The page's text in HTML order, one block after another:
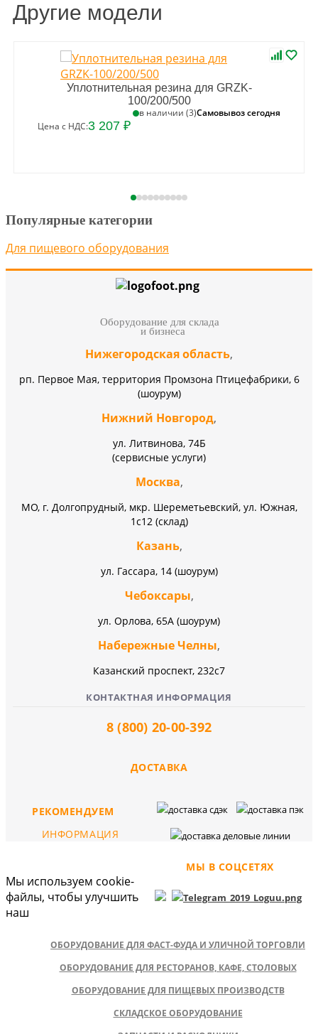
Другие модели
Уплотнительная резина для GRZK-
100/200/500
в наличии (3)Самовывоз сегодня
Цена с НДС:3 207 ₽
Популярные категории
Для пищевого оборудования
Оборудование для склада
и бизнеса
Нижегородская область,
рп. Первое Мая, территория Промзона Птицефабрики, 6
(шоурум)
Нижний Новгород,
ул. Литвинова, 74Б
(сервисные услуги)
Москва,
МО, г. Долгопрудный, мкр. Шереметьевский, ул. Южная,
1с12 (склад)
Казань,
ул. Гассара, 14 (шоурум)
Чебоксары,
ул. Орлова, 65А (шоурум)
Набережные Челны,
Казанский проспект, 232c7
КОНТАКТНАЯ ИНФОРМАЦИЯ
8 (800) 20-00-392
ДОСТАВКА
МЫ В СОЦСЕТЯХ
РЕКОМЕНДУЕМ
ОБОРУДОВАНИЕ ДЛЯ ФАСТ-ФУДА И УЛИЧНОЙ ТОРГОВЛИ
ОБОРУДОВАНИЕ ДЛЯ РЕСТОРАНОВ, КАФЕ, СТОЛОВЫХ
ОБОРУДОВАНИЕ ДЛЯ ПИЩЕВЫХ ПРОИЗВОДСТВ
СКЛАДСКОЕ ОБОРУДОВАНИЕ
ИНФОРМАЦИЯ
Мы используем cookie-
файлы, чтобы улучшить
наш